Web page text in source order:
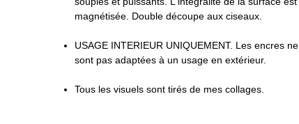
magnétisée. Double découpe aux ciseaux.
USAGE INTERIEUR UNIQUEMENT. Les encres ne
sont pas adaptées à un usage en extérieur.
Tous les visuels sont tirés de mes collages.